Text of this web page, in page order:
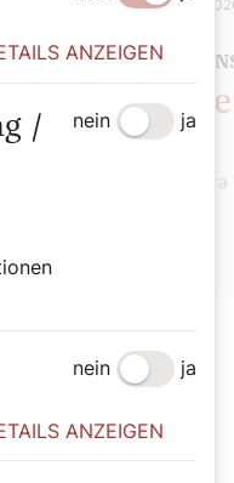
4. August
Herz
Abo
ANZEIGEN
/
nein ja
nein ja
ANZEIGEN